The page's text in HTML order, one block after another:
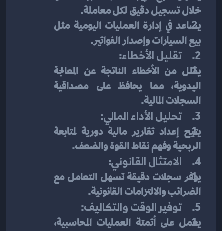
خلال تسجيل دقيق لكل معاملة.
بيع السيارات وإصدار الفواتير.
2. تقليل الأخطاء:
يقلل من الأخطاء الناتجة عن المعالجة
اليدوية، مما يحافظ على مصداقية
السجلات المالية.
3. تحليل الأداء المالي:
يتيح إعداد تقارير مالية دورية لمتابعة
الربحية وفهم نقاط القوة والضعف.
4. الامتثال القانوني:
يوفر سجلات دقيقة تسهل التعامل مع
الضرائب والالتزامات القانونية.
5. توفير الوقت والتكاليف: